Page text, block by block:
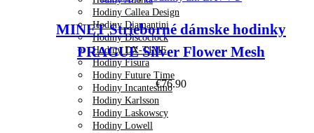
Hodiny Callea Design
Hodiny Diamantini
Hodiny Discoclock
Hodiny DX-TIME
Hodiny Fisura
Hodiny Future Time
Hodiny Incantesimo
Hodiny Karlsson
Hodiny Laskowscy
Hodiny Lowell
MINET Strieborné dámske hodinky
PRAGUE Silver Flower Mesh
€76.90